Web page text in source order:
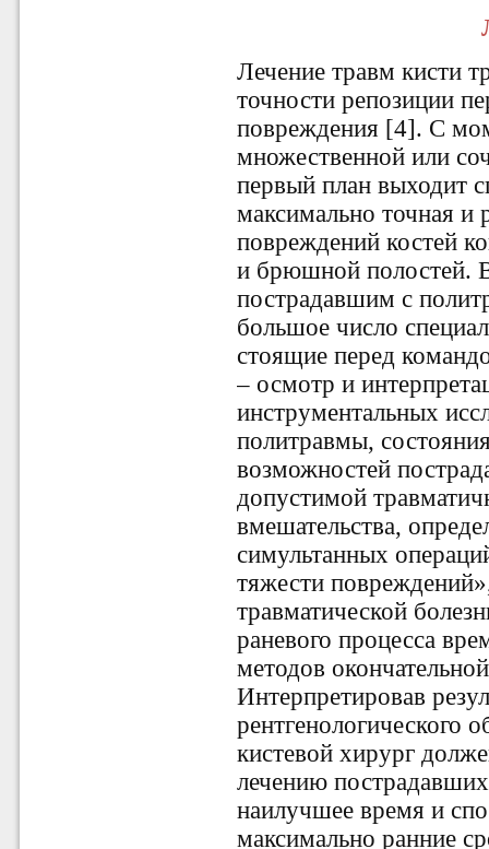
Лечение травм кисти
точности репозиции
повреждения [4]. С
множественной или
первый план выходит
максимально точная и
повреждений костей
и брюшной полостей.
пострадавшим с
большое число
стоящие перед
– осмотр и
инструментальных
политравмы,
возможностей
допустимой
вмешательства,
симультанных
тяжести
травматической
раневого процесса
методов
Интерпретировав
рентгенологического
кистевой хирург
лечению
наилучшее время и
максимально ранние